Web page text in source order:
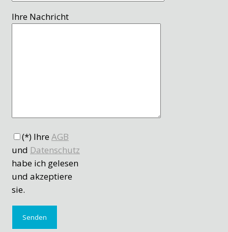
Ihre Nachricht
(*) IhreAGB
und Datenschutz
habe ich gelesen
und akzeptiere
sie.